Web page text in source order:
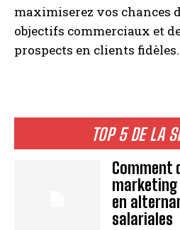
TOP 5 DE LA
Comment
en
salariales
maximiserez vos chances
objectifs commerciaux et
prospects en clients fidèles.